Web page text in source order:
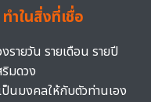
ำในสิ่งที่เชื่อ
รายวัน รายเดือน รายปี
มดวง
นมงคลให้กับตัวท่านเอง